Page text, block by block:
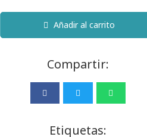
Añadir al carrito
Compartir:
Etiquetas: